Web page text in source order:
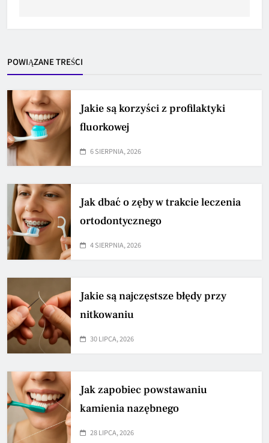
POWIĄZANE TREŚCI
Jakie są korzyści z profilaktyki
fluorkowej
6 SIERPNIA, 2026
Jak dbać o zęby w trakcie leczenia
ortodontycznego
4 SIERPNIA, 2026
Jakie są najczęstsze błędy przy
nitkowaniu
30 LIPCA, 2026
Jak zapobiec powstawaniu
kamienia nazębnego
28 LIPCA, 2026